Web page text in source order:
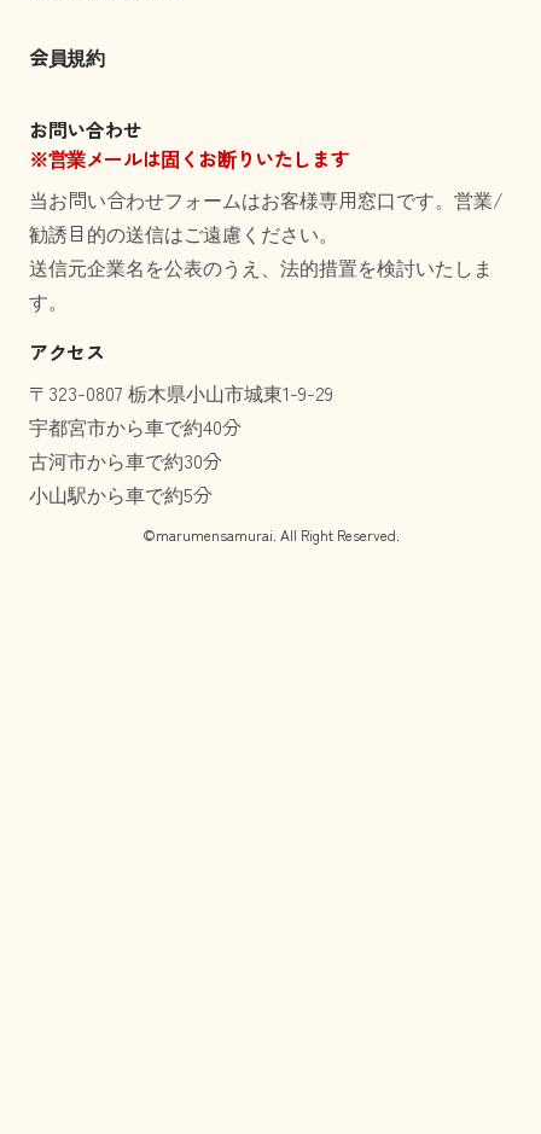
会員規約
お問い合わせ
※営業メールは固くお断りいたします
当お問い合わせフォームはお客様専用窓口です。営業/
勧誘目的の送信はご遠慮ください。
送信元企業名を公表のうえ、法的措置を検討いたしま
す。
アクセス
〒323-0807 栃木県小山市城東1-9-29
宇都宮市から車で約40分
古河市から車で約30分
小山駅から車で約5分
©marumensamurai. All Right Reserved.